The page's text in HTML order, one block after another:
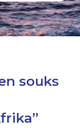
souks